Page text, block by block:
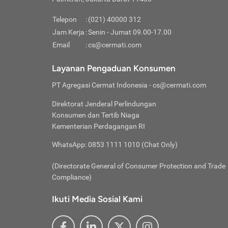
rendah
Jika
Kredit
Telepon :(021) 40000 312
Jam Kerja :Senin - Jumat 09.00-17.00
Email
:cs@cermati.com
Layanan Pengaduan Konsumen
PT Agregasi Cermat Indonesia - cs@cermati.com
Direktorat Jenderal Perlindungan
Konsumen dan Tertib Niaga
Kementerian Perdagangan RI
WhatsApp: 0853 1111 1010 (Chat Only)
(Directorate General of Consumer Protection and Trade
Compliance)
Ikuti Media Sosial Kami